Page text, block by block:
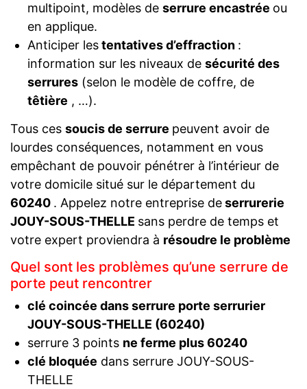
multipoint, modèles de serrure encastrée ou
en applique.
Anticiper lestentatives d’effraction :
information sur les niveaux de sécurité des
serrures(selon le modèle de coffre, de
têtière , …).
Tous ces soucis de serrure peuvent avoir de
lourdes conséquences, notamment en vous
empêchant de pouvoir pénétrer à l’intérieur de
votre domicile situé sur le département du
60240 . Appelez notre entreprise deserrurerie
JOUY-SOUS-THELLE sans perdre de temps et
votre expert proviendra à résoudre le problème
Quel sont les problèmes qu’une serrure de
porte peut rencontrer
clé coincée dans serrure porte serrurier
JOUY-SOUS-THELLE (60240)
serrure 3 points ne ferme plus 60240
clé bloquée dans serrure JOUY-SOUS-
THELLE